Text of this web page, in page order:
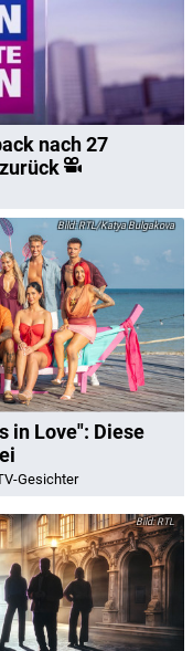
nach 27
RTL/Katya Bulgakova
in Love": Diese
Gesichter
RTL